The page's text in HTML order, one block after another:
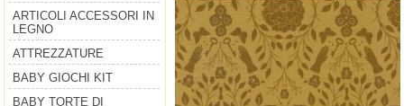
ARTICOLI ACCESSORI IN
LEGNO
ATTREZZATURE
BABY GIOCHI KIT
BABY TORTE DI